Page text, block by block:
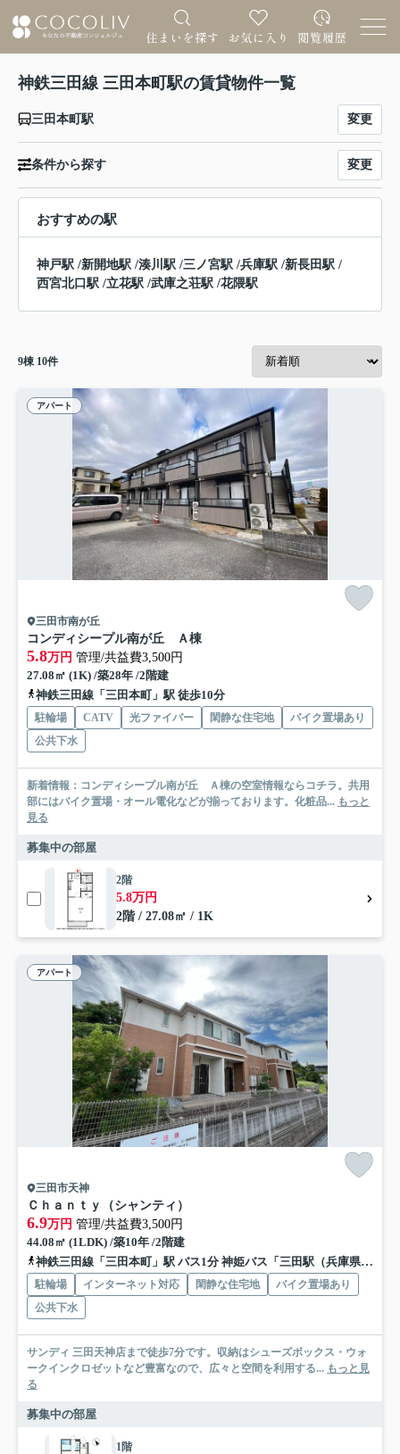
神鉄三田線 三田本町駅の賃貸物件一覧
三田本町駅 変更
条件から探す 変更
おすすめの駅
神戸駅 /新開地駅 /湊川駅 /三ノ宮駅 /兵庫駅 /新長田駅 /
西宮北口駅 /立花駅 /武庫之荘駅 /花隈駅
9棟 10件
アパート
三田市南が丘
コンディシープル南が丘 Ａ棟
5.8万円 管理/共益費3,500円
27.08㎡ (1K) /築28年 /2階建
神鉄三田線「三田本町」駅 徒歩10分
駐輪場 CATV 光ファイバー 閑静な住宅地
バイク置場あり
公共下水
新着情報：コンディシープル南が丘 Ａ棟の空室情報ならコチラ。共用
部にはバイク置場・オール電化などが揃っております。化粧品... もっと
見る
募集中の部屋
2階
5.8万円
2階 / 27.08㎡ / 1K
アパート
三田市天神
Ｃｈａｎｔｙ（シャンティ）
6.9万円 管理/共益費3,500円
44.08㎡ (1LDK) /築10年 /2階建
神鉄三田線「三田本町」駅 バス1分 神姫バス「三田駅（兵庫県）」 停歩20分
駐輪場 インターネット対応 閑静な住宅地
バイク置場あり
公共下水
サンディ 三田天神店まで徒歩7分です。収納はシューズボックス・ウォ
ークインクロゼットなど豊富なので、広々と空間を利用する... もっと見
る
募集中の部屋
1階